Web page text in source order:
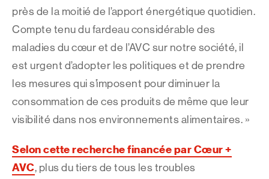
près de la moitié de l’apport énergétique quotidien.
Compte tenu du fardeau considérable des
maladies du cœur et de l’AVC sur notre société, il
est urgent d’adopter les politiques et de prendre
les mesures qui s’imposent pour diminuer la
consommation de ces produits de même que leur
visibilité dans nos environnements alimentaires. »
Selon cette recherche financée par Cœur +
AVC, plus du tiers de tous les troubles